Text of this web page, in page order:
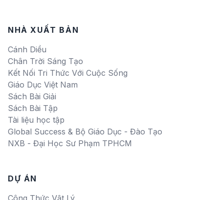
NHÀ XUẤT BẢN
Cánh Diều
Chân Trời Sáng Tạo
Kết Nối Tri Thức Với Cuộc Sống
Giáo Dục Việt Nam
Sách Bài Giải
Sách Bài Tập
Tài liệu học tập
Global Success & Bộ Giáo Dục - Đào Tạo
NXB - Đại Học Sư Phạm TPHCM
DỰ ÁN
Công Thức Vật Lý